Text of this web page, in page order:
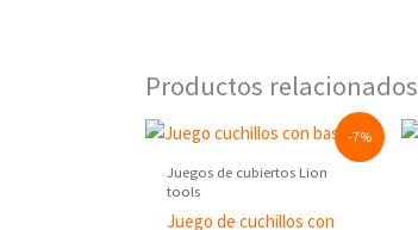
Productos relacionados
-7%
Juegos de cubiertos Lion
tools
Juego de cuchillos con
Original
was:
Current
is: